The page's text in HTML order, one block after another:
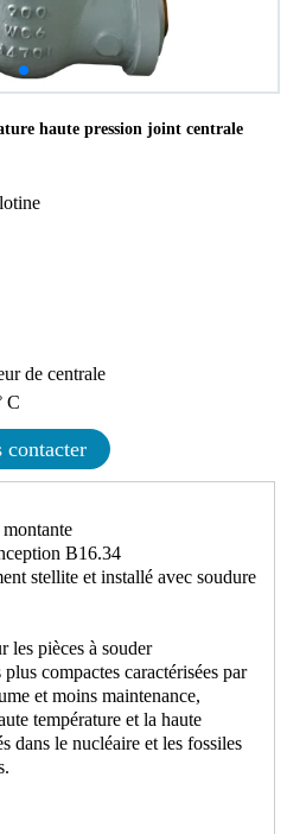
haute pression joint centrale
de centrale
C
contacter
B16.34
stellite et installé avec soudure
les pièces à souder
compactes caractérisées par
et moins maintenance,
température et la haute
dans le nucléaire et les fossiles